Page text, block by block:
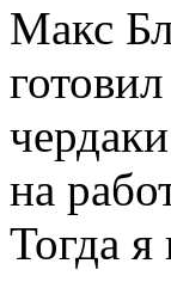
Макс
на
Тогда